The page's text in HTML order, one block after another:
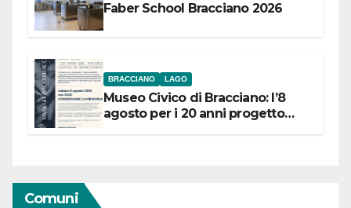
Faber School Bracciano 2026
BRACCIANO LAGO
Museo Civico di Bracciano: l’8
agosto per i 20 anni progetto
Comuni